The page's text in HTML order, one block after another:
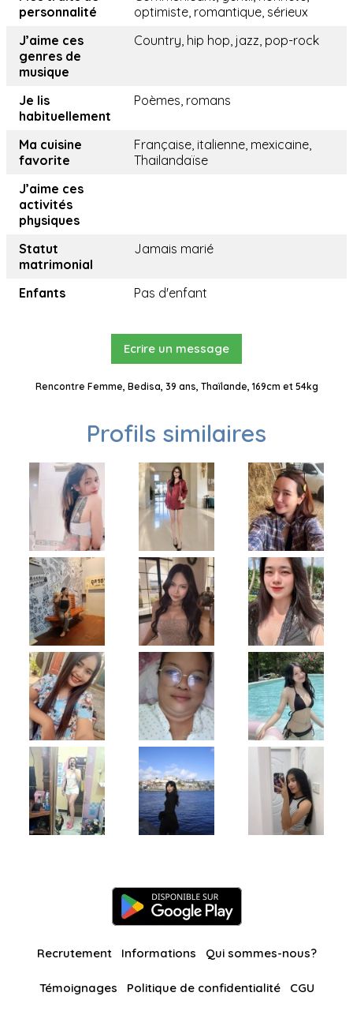
personnalité
optimiste, romantique, sérieux
J’aime ces
genres de
musique
Country, hip hop, jazz, pop-rock
Je lis
habituellement
Poèmes, romans
Ma cuisine
favorite
Française, italienne, mexicaine,
Thailandaïse
J’aime ces
activités
physiques
Statut
matrimonial
Jamais marié
Enfants Pas d'enfant
Ecrire un message
Rencontre Femme, Bedisa, 39 ans, Thaïlande, 169cm et 54kg
Profils similaires
Recrutement Informations Qui sommes-nous?
Témoignages Politique de confidentialité CGU